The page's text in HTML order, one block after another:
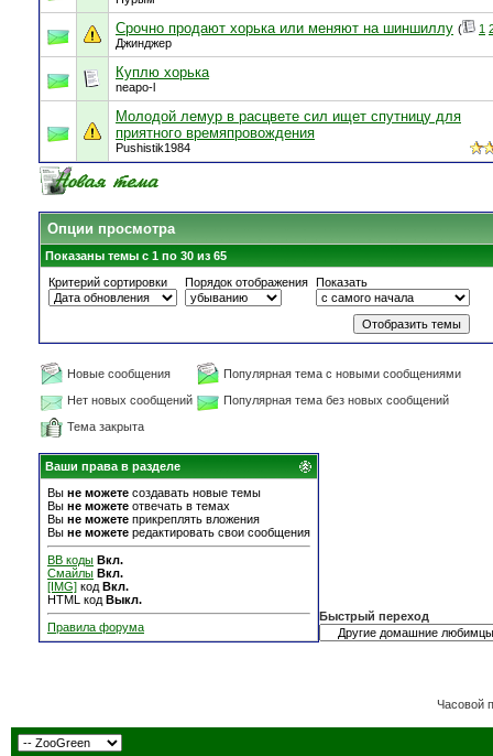
Срочно продают хорька или меняют на шиншиллу ( 1
Джинджер
Куплю хорька
neapo-l
Молодой лемур в расцвете сил ищет спутницу для
приятного времяпровождения
Pushistik1984
Опции просмотра
Показаны темы с 1 по 30 из 65
Критерий сортировки
Порядок отображения Показать
Новые сообщения
Популярная тема с новыми сообщениями
Нет новых сообщений
Популярная тема без новых сообщений
Тема закрыта
Ваши права в разделе
Вы не можете создавать новые темы
Вы не можете отвечать в темах
Вы не можете прикреплять вложения
Вы не можете редактировать свои сообщения
BB коды Вкл.
Смайлы Вкл.
[IMG] код Вкл.
HTML код Выкл.
Правила форума
Быстрый переход
Часовой